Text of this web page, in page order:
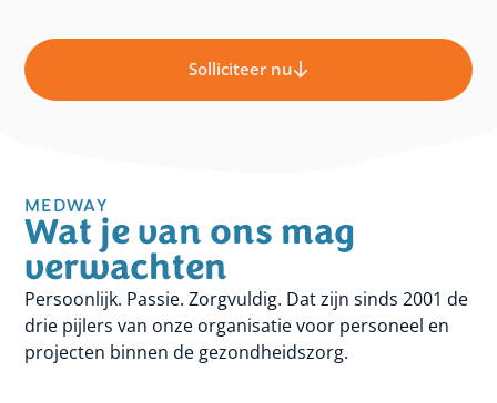
Solliciteer nu
MEDWAY
Wat je van ons mag
verwachten
Persoonlijk. Passie. Zorgvuldig. Dat zijn sinds 2001 de
drie pijlers van onze organisatie voor personeel en
projecten binnen de gezondheidszorg.